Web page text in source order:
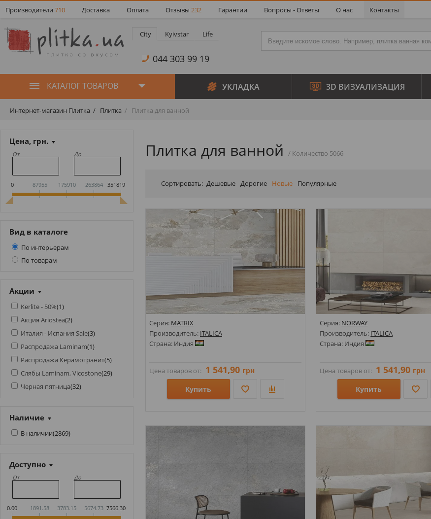
Производители 710 Доставка Оплата Отзывы 232 Гарантии Вопросы - Ответы О нас Контакты
City Kyivstar Life
044 303 99 19
КАТАЛОГ ТОВАРОВ УКЛАДКА 3D ВИЗУАЛИЗАЦИЯ
Интернет-магазин Плитка Плитка Плитка для ванной
Цена, грн.
От До
0 87955 175910 263864 351819
Вид в каталоге
По интерьерам
По товарам
Акции
Kerlite - 50%(1)
Акция Ariostea(2)
Италия - Испания Sale(3)
Распродажа Laminam(1)
Распродажа Керамогранит(5)
Слябы Laminam, Vicostone(29)
Черная пятница(32)
Наличие
В наличии(2869)
Доступно
От До
0.00 1891.58 3783.15 5674.73 7566.30
Плитка для ванной
Сортировать: Дешевые Дорогие Новые Популярные
Серия: MATRIX
Производитель: ITALICA
Страна: Индия
Цена товаров от: 1 541,90 грн
Купить
Стили: Под камень;
Серия: NORWAY
Производитель: ITALICA
Страна: Индия
Цена товаров от: 1 541,90 грн
Купить
Стили: Под мрамор;